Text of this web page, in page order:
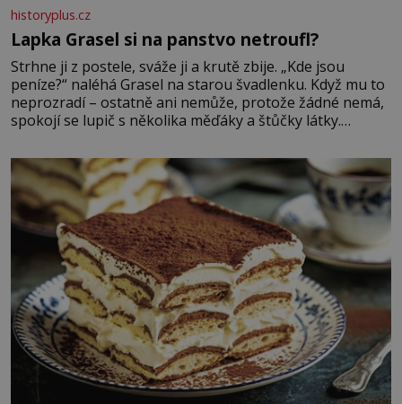
historyplus.cz
Lapka Grasel si na panstvo netroufl?
Strhne ji z postele, sváže ji a krutě zbije. „Kde jsou
peníze?“ naléhá Grasel na starou švadlenku. Když mu to
neprozradí – ostatně ani nemůže, protože žádné nemá,
spokojí se lupič s několika měďáky a štůčky látky.
krutý. Jeho činy budí hrůzu ještě dlouho po jeho smrti